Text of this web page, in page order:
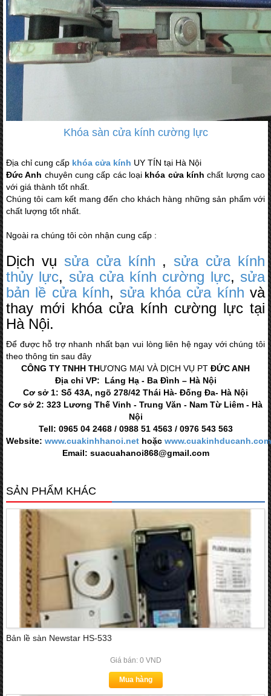
Khóa sàn cửa kính cường lực
Địa chỉ cung cấp khóa cửa kính UY TÍN tại Hà Nội
Đức Anh chuyên cung cấp các loại khóa cửa kính chất lượng cao
với giá thành tốt nhất.
Chúng tôi cam kết mang đến cho khách hàng những sản phẩm với
chất lượng tốt nhất.
Ngoài ra chúng tôi còn nhận cung cấp :
Dịch vụ sửa cửa kính , sửa cửa kính
thủy lực, sửa cửa kính cường lực, sửa
bản lề cửa kính, sửa khóa cửa kính và
thay mới khóa cửa kính cường lực tại
Hà Nội.
Để được hỗ trợ nhanh nhất bạn vui lòng liên hệ ngay với chúng tôi
theo thông tin sau đây
CÔNG TY TNHH THƯƠNG MẠI VÀ DỊCH VỤ PT ĐỨC ANH
Địa chỉ VP: Láng Hạ - Ba Đình – Hà Nội
Cơ sở 1: Số 43A, ngõ 278/42 Thái Hà- Đống Đa- Hà Nội
Cơ sở 2: 323 Lương Thế Vinh - Trung Văn - Nam Từ Liêm - Hà
Nội
Tell: 0965 04 2468 / 0988 51 4563 / 0976 543 563
Website: www.cuakinhhanoi.net hoặc www.cuakinhducanh.com
Email: suacuahanoi868@gmail.com
SẢN PHẨM KHÁC
Bản lề sàn Newstar HS-533
Giá bán: 0 VND
Mua hàng